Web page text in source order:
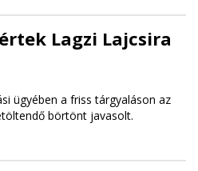
Lagzi Lajcsira
ügyében a friss tárgyaláson az
börtönt javasolt.